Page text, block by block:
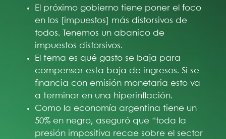
El próximo gobierno tiene poner el foco
en los [impuestos] más distorsivos de
todos. Tenemos un abanico de
impuestos distorsivos.
El tema es qué gasto se baja para
compensar esta baja de ingresos. Si se
financia con emisión monetaria esto va
a terminar en una hiperinflación.
Como la economía argentina tiene un
50% en negro, aseguró que “toda la
presión impositiva recae sobre el sector